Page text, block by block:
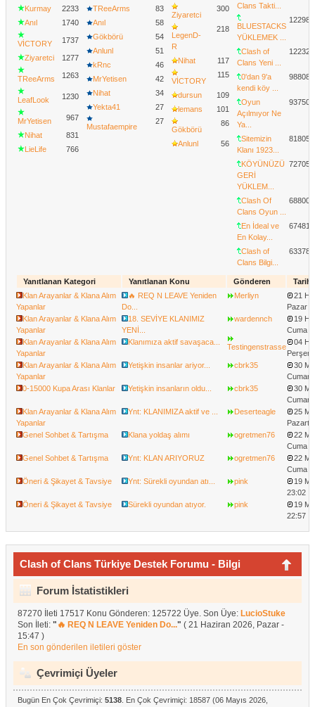
Kurmay
2233
Anıl
1740
VİCTORY 1737
Ziyaretci 1277
TReeArms 1263
LeafLook 1230
MrYetisen 967
Nihat
831
LieLife
766
TReeArms
83
Anıl
58
Gökbörü
54
Anlunl
51
kRnc
46
MrYetisen
42
Nihat
34
Yekta41
27
Mustafaempire
27
Ziyaretci
300
LegenD-
R
218
Nihat 117
VİCTORY
115
dursun
109
lemans
101
Gökbörü
86
Anlunl 56
Clans Takti...
BLUESTACKS
YÜKLEMEK ...
122984
Clash of
Clans Yeni ...
122321
0'dan 9'a
kendi köy ...
98808
Oyun
Açılmıyor Ne
Ya...
93750
Sitemizin
Klanı 1923...
81805
KÖYÜNÜZÜ
GERİ
YÜKLEM...
72705
Clash Of
Clans Oyun ...
68800
En İdeal ve
En Kolay...
67481
Clash of
Clans Bilgi...
63378
Yanıtlanan Kategori Yanıtlanan Konu Gönderen
Tarih
Klan Arayanlar & Klana Alım
Yapanlar
🔥 REQ N LEAVE Yeniden
Do...
Merliyn
21
Pazar -
Klan Arayanlar & Klana Alım
Yapanlar
18. SEVİYE KLANIMIZ
YENİ...
wardennch
19
Cuma -
Klan Arayanlar & Klana Alım
Yapanlar
Klanımıza aktif savaşaca...
Testingenstrasse
04
Klan Arayanlar & Klana Alım
Yapanlar
Yetişkin insanlar ariyor... cbrk35
30
0-15000 Kupa Arası Klanlar
Yetişkin insanların oldu... cbrk35
30
Klan Arayanlar & Klana Alım
Yapanlar
Ynt: KLANIMIZA aktif ve ... Deserteagle
25
Genel Sohbet & Tartışma
Klana yoldaş alımı ogretmen76
22
Cuma -
Genel Sohbet & Tartışma
Ynt: KLAN ARIYORUZ ogretmen76
22
Cuma -
Öneri & Şikayet & Tavsiye
Ynt: Sürekli oyundan atı... pink
19
23:02
Öneri & Şikayet & Tavsiye
Sürekli oyundan atıyor. pink
19
22:57
Clash of Clans Türkiye Destek Forumu - Bilgi
Merkezi
Forum İstatistikleri
87270 İleti 17517 Konu Gönderen: 125722 Üye. Son Üye: LucioStuke
Son İleti:" 🔥 REQ N LEAVE Yeniden Do..." ( 21 Haziran 2026, Pazar -
15:47 )
En son gönderilen iletileri göster
Çevrimiçi Üyeler
Bugün En Çok Çevrimiçi: 5138. En Çok Çevrimiçi: 18587 (06 Mayıs 2026,